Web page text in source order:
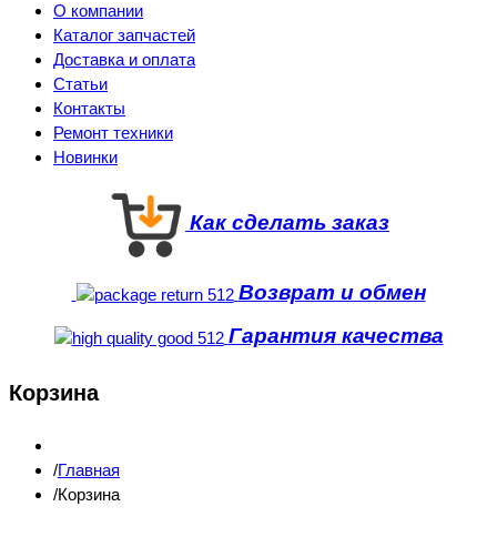
О компании
Каталог запчастей
Доставка и оплата
Статьи
Контакты
Ремонт техники
Новинки
Как сделать заказ
Возврат и обмен
Гарантия качества
Корзина
Главная
Корзина